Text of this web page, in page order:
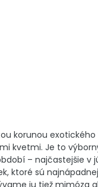
korunou
kvetmi. Je to
– najčastejšie v
ktoré sú
ju tiež mimóza